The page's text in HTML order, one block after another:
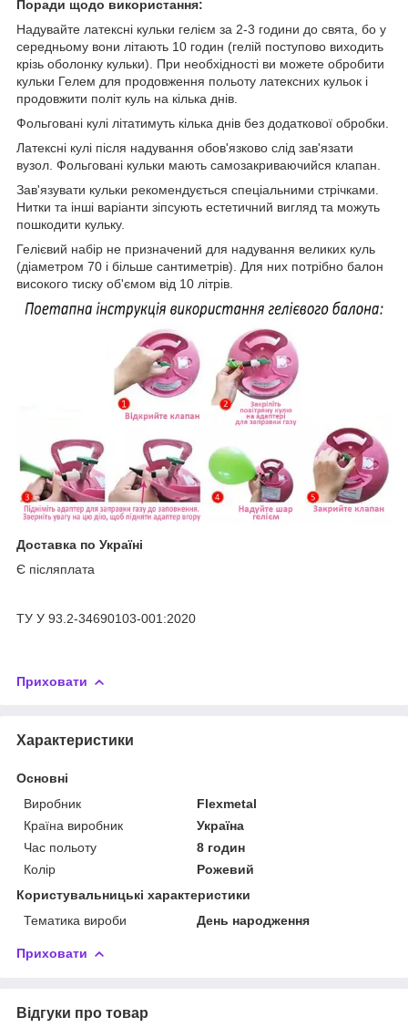
Поради щодо використання:
Надувайте латексні кульки гелієм за 2-3 години до свята, бо у
середньому вони літають 10 годин (гелій поступово виходить
крізь оболонку кульки). При необхідності ви можете обробити
кульки Гелем для продовження польоту латексних кульок і
продовжити політ куль на кілька днів.
Фольговані кулі літатимуть кілька днів без додаткової обробки.
Латексні кулі після надування обов'язково слід зав'язати
вузол. Фольговані кульки мають самозакриваючийся клапан.
Зав'язувати кульки рекомендується спеціальними стрічками.
Нитки та інші варіанти зіпсують естетичний вигляд та можуть
пошкодити кульку.
Гелієвий набір не призначений для надування великих куль
(діаметром 70 і більше сантиметрів). Для них потрібно балон
високого тиску об'ємом від 10 літрів.
Доставка по Україні
Є післяплата
ТУ У 93.2-34690103-001:2020
Приховати
Характеристики
Основні
Виробник
Flexmetal
Країна виробник
Україна
Час польоту
8 годин
Колір
Рожевий
Користувальницькі характеристики
Тематика вироби
День народження
Приховати
Відгуки про товар